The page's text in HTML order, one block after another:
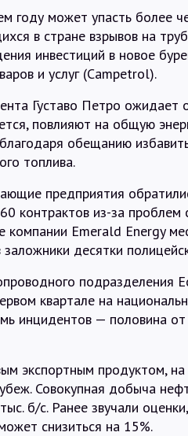
году может упасть более
в стране взрывов на
инвестиций в новое
и услуг (Campetrol).
Густаво Петро ожидает
повлияют на общую
обещанию
топлива.
предприятия
контрактов из-за
компании Emerald Energy
десятки
подразделения
квартале на
инцидентов — половина от
экспортным продуктом,
Совокупная добыча
б/с. Ранее звучали
снизиться на 15%.